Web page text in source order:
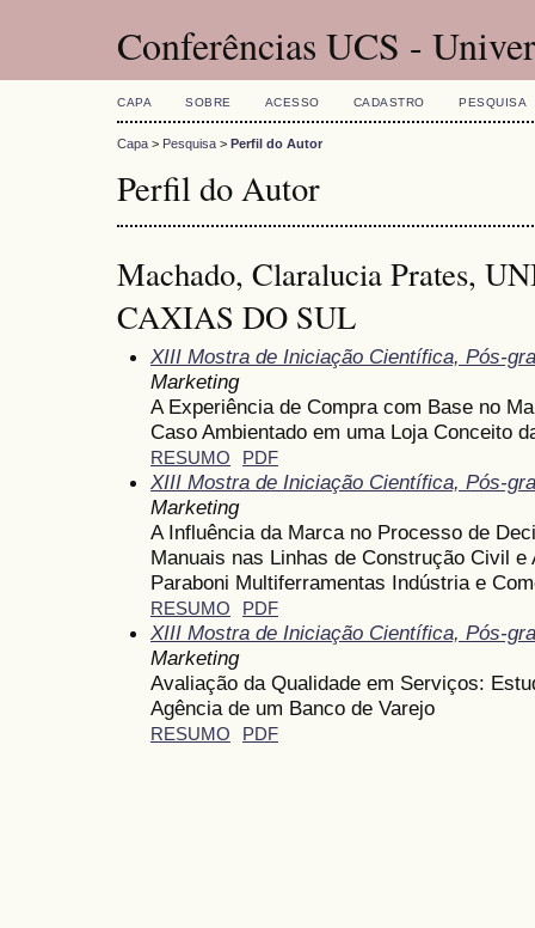
Conferências UCS -
CAPA SOBRE ACESSO CADASTRO PESQUISA
Capa > Pesquisa > Perfil do Autor
Perfil do Autor
Machado, Claralucia Prates,
CAXIAS DO SUL
XIII Mostra de Iniciação Científica, Pós-
Marketing
A Experiência de Compra com Base no
Caso Ambientado em uma Loja Conceito
RESUMO PDF
XIII Mostra de Iniciação Científica, Pós-
Marketing
A Influência da Marca no Processo de
Manuais nas Linhas de Construção Civil
Paraboni Multiferramentas Indústria e
RESUMO PDF
XIII Mostra de Iniciação Científica, Pós-
Marketing
Avaliação da Qualidade em Serviços:
Agência de um Banco de Varejo
RESUMO PDF